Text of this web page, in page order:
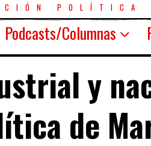
POLÍTICA
Podcasts/Columnas
y
de